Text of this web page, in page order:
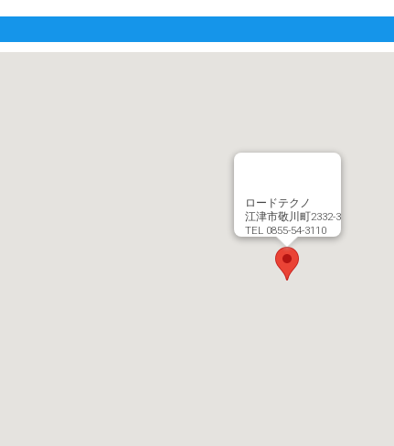
ロードテクノ
江津市敬川町2332-3
TEL 0855-54-3110